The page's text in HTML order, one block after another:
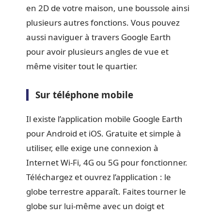
en 2D de votre maison, une boussole ainsi
plusieurs autres fonctions. Vous pouvez
aussi naviguer à travers Google Earth
pour avoir plusieurs angles de vue et
même visiter tout le quartier.
Sur téléphone mobile
Il existe l’application mobile Google Earth
pour Android et iOS. Gratuite et simple à
utiliser, elle exige une connexion à
Internet Wi-Fi, 4G ou 5G pour fonctionner.
Téléchargez et ouvrez l’application : le
globe terrestre apparaît. Faites tourner le
globe sur lui-même avec un doigt et